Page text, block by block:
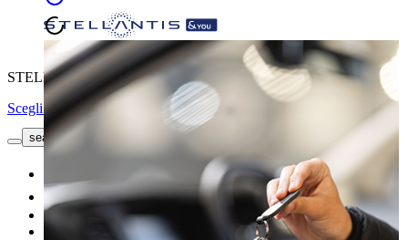
STELLANTIS &YOU MILANO GATTAMELATA
Scegli un'altra città
search button - icon
Usato
Le nostre offerte
I nostri brand